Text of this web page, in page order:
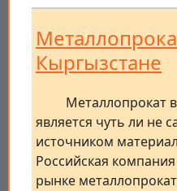
Кыргызстане
Металлопрокат
является чуть ли не
источником
Российская
рынке